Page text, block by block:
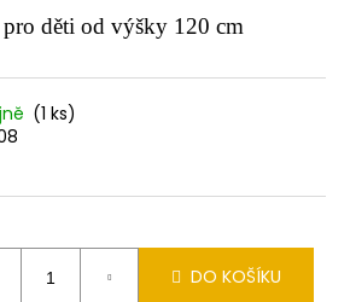
děti od výšky 120 cm
(1 ks)
DO KOŠÍKU